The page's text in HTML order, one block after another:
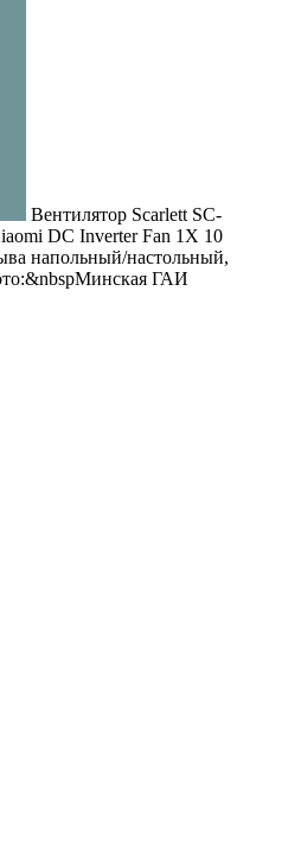
Вентилятор Scarlett SC-
DC Inverter Fan 1X 10
напольный/настольный,
ГАИ